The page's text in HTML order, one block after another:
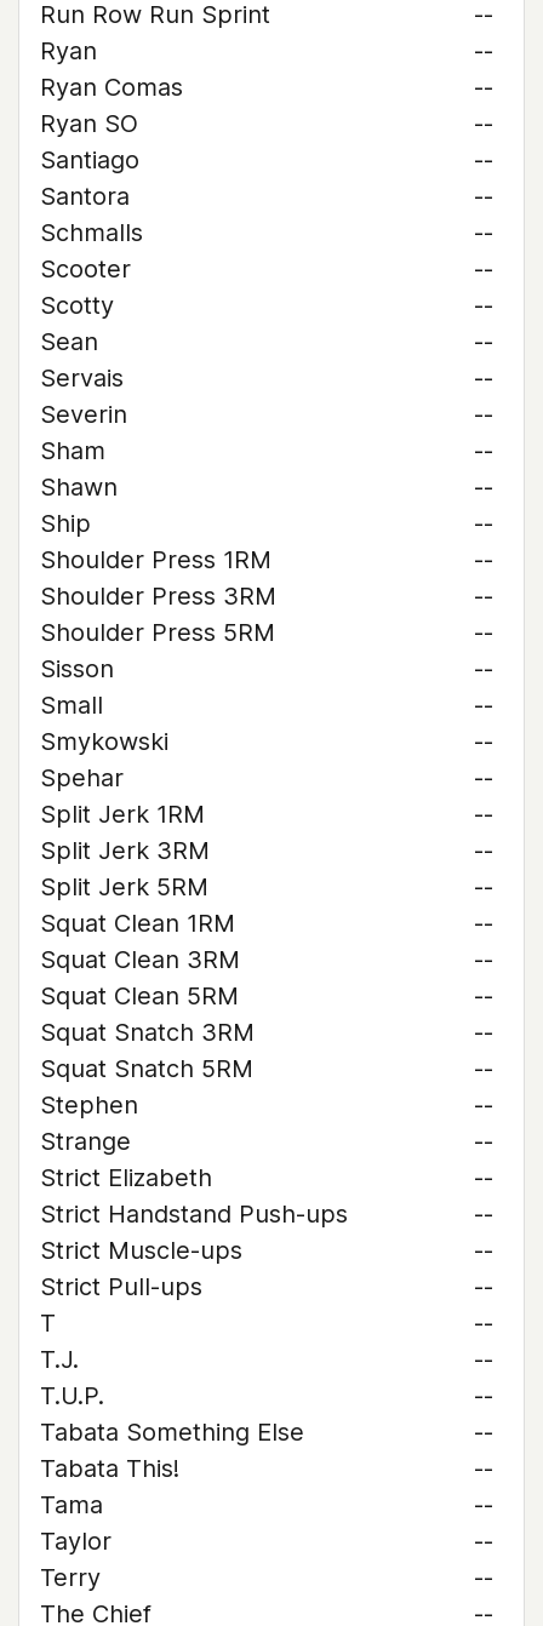
Run Row Run Sprint
--
Ryan
--
Ryan Comas
--
Ryan SO
--
Santiago
--
Santora
--
Schmalls
--
Scooter
--
Scotty
--
Sean
--
Servais
--
Severin
--
Sham
--
Shawn
--
Ship
--
Shoulder Press 1RM
--
Shoulder Press 3RM
--
Shoulder Press 5RM
--
Sisson
--
Small
--
Smykowski
--
Spehar
--
Split Jerk 1RM
--
Split Jerk 3RM
--
Split Jerk 5RM
--
Squat Clean 1RM
--
Squat Clean 3RM
--
Squat Clean 5RM
--
Squat Snatch 3RM
--
Squat Snatch 5RM
--
Stephen
--
Strange
--
Strict Elizabeth
--
Strict Handstand Push-ups
--
Strict Muscle-ups
--
Strict Pull-ups
--
T
--
T.J.
--
T.U.P.
--
Tabata Something Else
--
Tabata This!
--
Tama
--
Taylor
--
Terry
--
The Chief
--